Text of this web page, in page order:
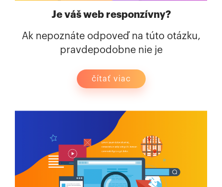
Je váš web responzívny?
Ak nepoznáte odpoveď na túto otázku,
pravdepodobne nie je
čítať viac